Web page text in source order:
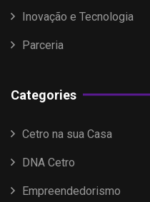
Inovação e Tecnologia
Parceria
Categories
Cetro na sua Casa
DNA Cetro
Empreendedorismo